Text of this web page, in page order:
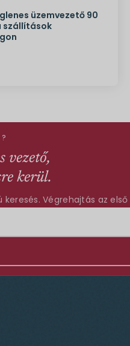
üzemvezető 90
vezető,
kerül.
keresés. Végrehajtás az